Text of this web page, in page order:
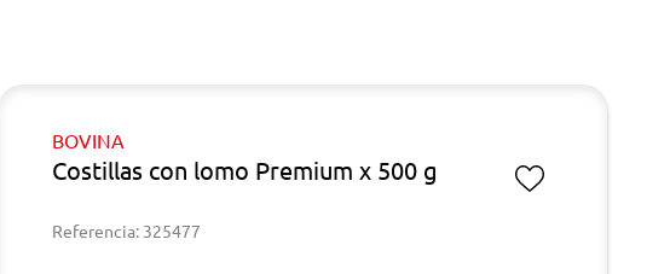
BOVINA
Costillas con lomo Premium x 500 g
Referencia: 325477